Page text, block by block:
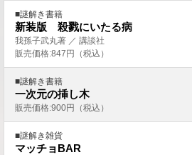
■謎解き書籍
新装版 殺戮にいたる病
我孫子武丸著 ／ 講談社
販売価格:847円（税込）
■謎解き書籍
一次元の挿し木
販売価格:900円（税込）
■謎解き雑貨
マッチョBAR